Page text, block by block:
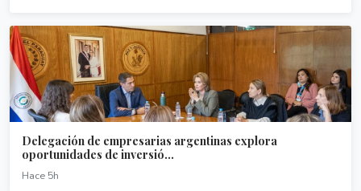
Delegación de empresarias argentinas explora
oportunidades de inversió...
Hace 5h